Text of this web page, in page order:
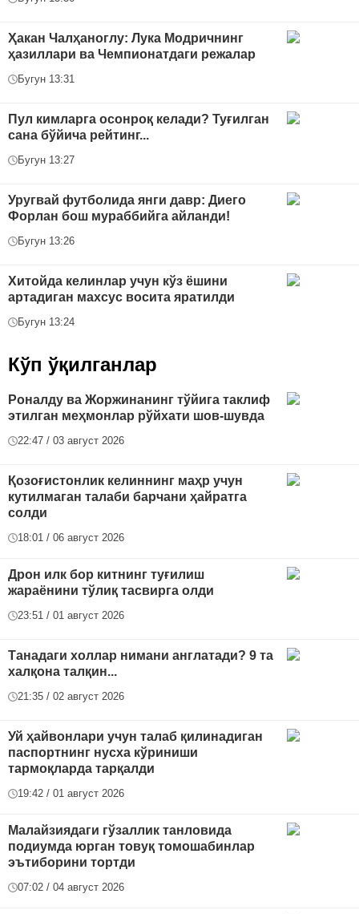
Ҳакан Чалҳаноглу: Лука Модричнинг
ҳазиллари ва Чемпионатдаги режалар
Бугун 13:31
Пул кимларга осонроқ келади? Туғилган
сана бўйича рейтинг...
Бугун 13:27
Уругвай футболида янги давр: Диего
Форлан бош мураббийга айланди!
Бугун 13:26
Хитойда келинлар учун кўз ёшини
артадиган махсус восита яратилди
Бугун 13:24
Кўп ўқилганлар
Роналду ва Жоржинанинг тўйига таклиф
этилган меҳмонлар рўйхати шов-шувда
22:47 / 03 август 2026
Қозоғистонлик келиннинг маҳр учун
кутилмаган талаби барчани ҳайратга
солди
18:01 / 06 август 2026
Дрон илк бор китнинг туғилиш
жараёнини тўлиқ тасвирга олди
23:51 / 01 август 2026
Танадаги холлар нимани англатади? 9 та
халқона талқин...
21:35 / 02 август 2026
Уй ҳайвонлари учун талаб қилинадиган
паспортнинг нусха кўриниши
тармоқларда тарқалди
19:42 / 01 август 2026
Малайзиядаги гўзаллик танловида
подиумда юрган товуқ томошабинлар
эътиборини тортди
07:02 / 04 август 2026